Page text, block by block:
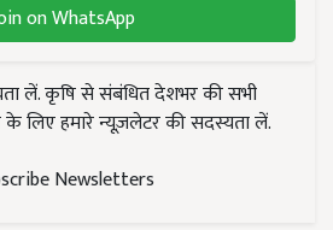
on WhatsApp
लें. कृषि से संबंधित देशभर की सभी
लिए हमारे न्यूज़लेटर की सदस्यता लें.
Newsletters